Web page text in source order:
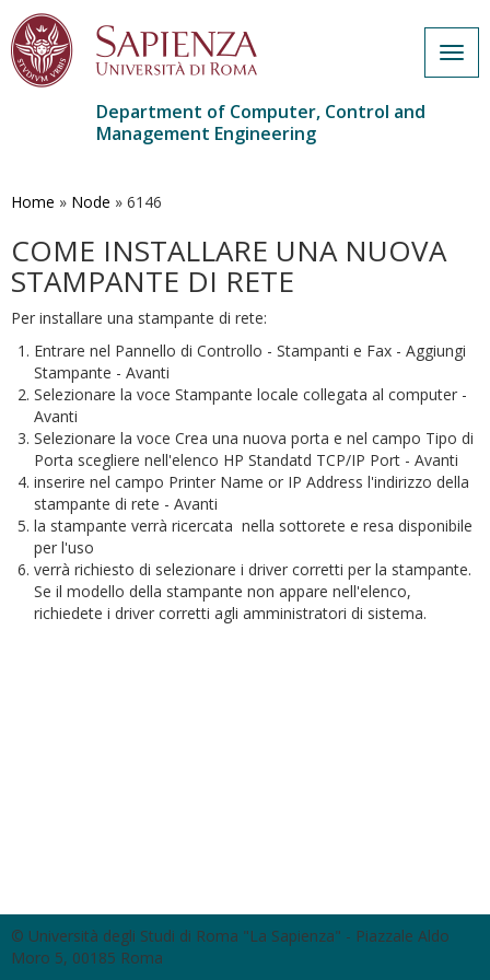
main
Department of Computer, Control and
Management Engineering
Home » Node » 6146
COME INSTALLARE UNA NUOVA
STAMPANTE DI RETE
Per installare una stampante di rete:
Entrare nel Pannello di Controllo - Stampanti e Fax - Aggiungi
Stampante - Avanti
Selezionare la voce Stampante locale collegata al computer -
Avanti
Selezionare la voce Crea una nuova porta e nel campo Tipo di
Porta scegliere nell'elenco HP Standatd TCP/IP Port - Avanti
inserire nel campo Printer Name or IP Address l'indirizzo della
stampante di rete - Avanti
la stampante verrà ricercata nella sottorete e resa disponibile
per l'uso
verrà richiesto di selezionare i driver corretti per la stampante.
Se il modello della stampante non appare nell'elenco,
richiedete i driver corretti agli amministratori di sistema.
© Università degli Studi di Roma "La Sapienza" - Piazzale Aldo
Moro 5, 00185 Roma